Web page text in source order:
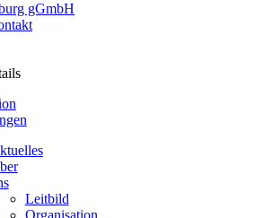
gGmbH
Leitbild
Organisation